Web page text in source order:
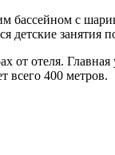
бассейном с
детские занятия
от отеля.
всего 400 метров.